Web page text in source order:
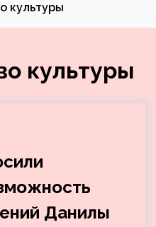
культуры
культуры
Данилы